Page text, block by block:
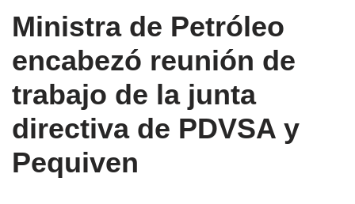
Ministra de Petróleo
encabezó reunión de
trabajo de la junta
directiva de PDVSA y
Pequiven